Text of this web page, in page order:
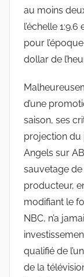
au moins
l’échelle
pour
dollar de
d’une
saison, ses
projection du
Angels sur
sauvetage de
producteur,
modifiant le
NBC, n’a
qualifié de
de la